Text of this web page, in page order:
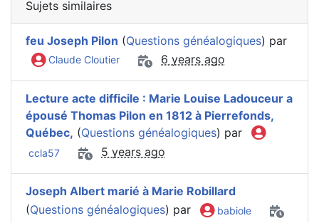
Sujets similaires
feu Joseph Pilon (Questions généalogiques) par
Claude Cloutier 6 years ago
Lecture acte difficile : Marie Louise Ladouceur a
épousé Thomas Pilon en 1812 à Pierrefonds,
Québec, (Questions généalogiques) par
ccla57 5 years ago
Joseph Albert marié à Marie Robillard
(Questions généalogiques) par babiole